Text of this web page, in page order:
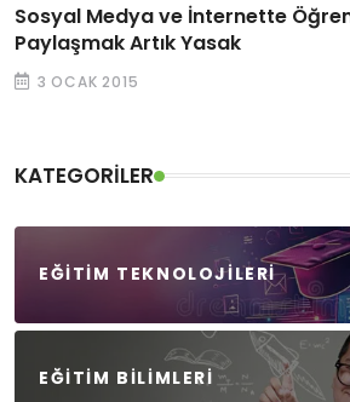
Sosyal Medya ve İnternette
Paylaşmak Artık Yasak
3 OCAK 2015
KATEGORILER
EĞITIM TEKNOLOJILERI
EĞITIM BILIMLERI